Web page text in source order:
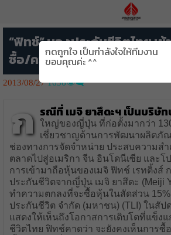
“ฟิทช์” มองประกันชีวิตไทย เ
ซื้อ/ควบกิจการ
2013/08/271636👁️‍🗨️
ก รณีที่ เมจิ ยาสึดะฯ เป็นบริษั
ใหญ่ของญี่ปุ่น ที่ก่อตั้งมากว่า
เชี่ยวชาญด้านการพัฒนาผลิตภั
ช่องทางการจัดจำหน่าย ประสบความสำ
ตลาดไปสู่อเมริกา จีน อินโดนีเซีย และโ
การเข้ามาถือหุ้นของเมจิ ฟิทช์ เรทติ้งส์
ประกันชีวิตจากญี่ปุ่น เมจิ ยาสึดะ (Meiji
ทำความตกลงที่จะซื้อหุ้นในสัดส่วน
ประกันชีวิต จำกัด (มหาชน) (TLI) ในสัป
แสดงให้เห็นถึงโอกาสการเติบโตที่แข็ง
ชีวิตไทย ฟิทช์คาดว่า จะยังคงเห็นการซื้
กดถูกใจ เป็นกำลังใจให้ทีมงาน
ขอบคุณค่ะ ^^